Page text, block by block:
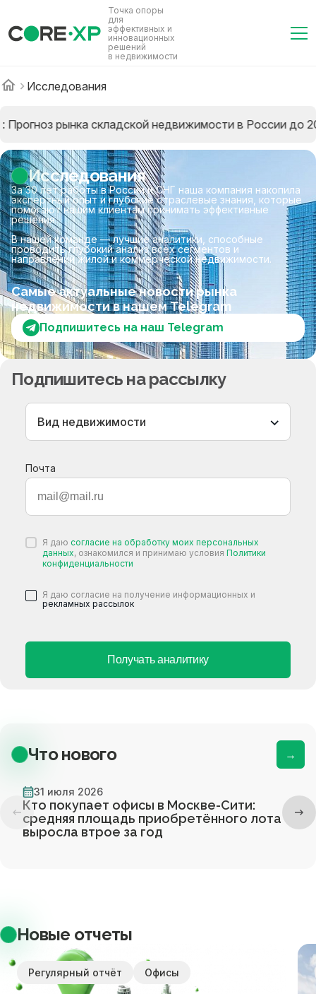
Точка опоры
для
эффективных и
инновационных
решений
в недвижимости
Исследования
рынка складской недвижимости в России до
Исследования
За 30 лет работы в России и СНГ наша компания накопила
экспертный опыт и глубокие отраслевые знания, которые
помогают нашим клиентам принимать эффективные
решения.
В нашей команде — лучшие аналитики, способные
проводить глубокий анализ всех сегментов и
направлений жилой и коммерческой недвижимости.
Cамые актуальные новости рынка
недвижимости в нашем Telegram
Подпишитесь на наш Telegram
Подпишитесь на рассылку
Вид недвижимости
Почта
Я даю согласие на обработку моих персональных
данных, ознакомился и принимаю условия Политики
конфиденциальности
Я даю согласие на получение информационных и
рекламных рассылок
Получать аналитику
Что нового →
31 июля 2026
Кто покупает офисы в Москве-Сити:
средняя площадь приобретённого лота
выросла втрое за год
Новые отчеты
Регулярный отчёт Офисы